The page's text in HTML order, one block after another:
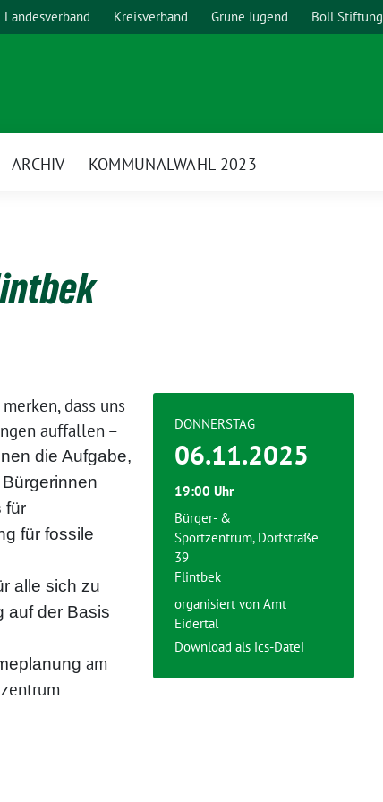
Landesverband Kreisverband Grüne Jugend Böll Stiftung
ARCHIV KOMMUNALWAHL 2023
dass uns
auffallen –
die Aufgabe,
für
für fossile
alle sich zu
auf der Basis
am
DONNERSTAG
06.11.2025
19:00 Uhr
Bürger- &
Sportzentrum, Dorfstraße
39
Flintbek
organisiert von Amt
Eidertal
Download als ics-Datei